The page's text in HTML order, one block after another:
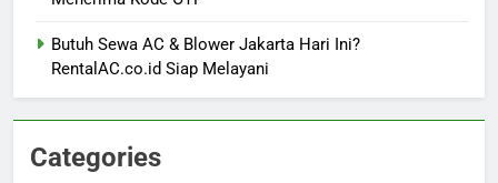
Butuh Sewa AC & Blower Jakarta Hari Ini?
RentalAC.co.id Siap Melayani
Categories